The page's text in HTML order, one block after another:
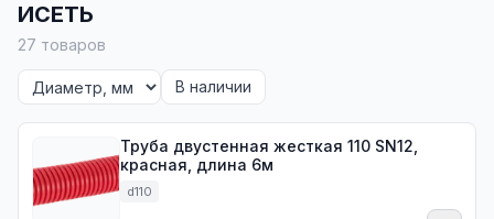
ИСЕТЬ
27 товаров
В наличии
Труба двустенная жесткая 110 SN12,
красная, длина 6м
d110